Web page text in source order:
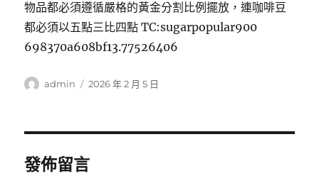
物品都必須遵循嚴格的黃金分割比例擺放，連咖啡豆
都必須以五點三比四點 TC:sugarpopular900
698370a608bf13.77526406
作
admin
發
2026 年 2 月 5 日
發佈留言